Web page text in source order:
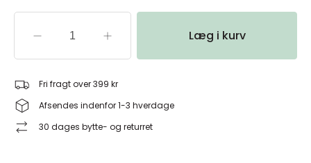
Læg i kurv
Fri fragt over 399 kr
Afsendes indenfor 1-3 hverdage
30 dages bytte- og returret